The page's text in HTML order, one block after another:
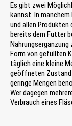
Es gibt zwei
kannst. In
und allen Produkten
bereits dem Futter
Form von gefüllten
täglich eine kleine
geöffneten Zustand
geringe Mengen
Wer dagegen
Verbrauch eines